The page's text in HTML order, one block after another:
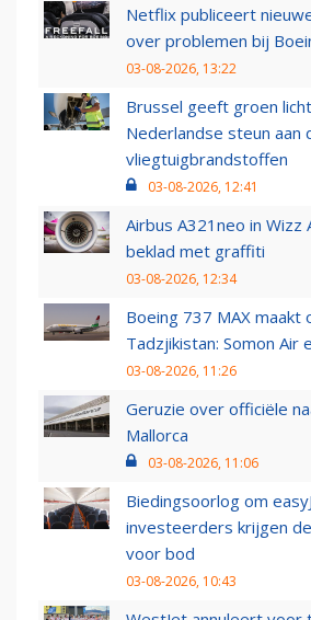
Netflix publiceert
over problemen bij
03-08-2026, 13:22
Brussel geeft groen
Nederlandse steun aan
vliegtuigbrandstoffen
03-08-2026, 12:41
Airbus A321neo in Wizz
beklad met graffiti
03-08-2026, 12:34
Boeing 737 MAX maakt
Tadzjikistan: Somon Air
03-08-2026, 11:26
Geruzie over officiële
Mallorca
03-08-2026, 11:06
Biedingsoorlog om
investeerders krijgen
voor bod
03-08-2026, 10:43